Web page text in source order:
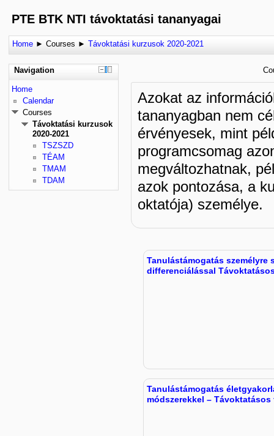
PTE BTK NTI távoktatási tananyagai
Home ► Courses ► Távoktatási kurzusok 2020-2021
Azokat az
tananyagban nem
érvényesek, mint
programcsomag
megváltozhatnak,
azok pontozása, a
oktatója) személye.
Tanulástámogatás személyre
differenciálással
Tanulástámogatás
módszerekkel – Távoktatásos
Navigation
Home
Calendar
Courses
Távoktatási kurzusok
2020-2021
TSZSZD
TÉAM
TMAM
TDAM